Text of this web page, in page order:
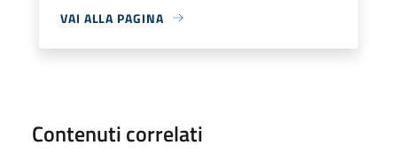
VAI ALLA PAGINA
Contenuti correlati